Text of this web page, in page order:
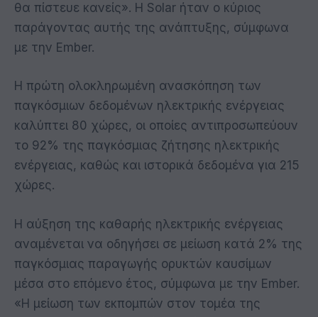
θα πίστευε κανείς». Η Solar ήταν ο κύριος
παράγοντας αυτής της ανάπτυξης, σύμφωνα
με την Ember.
Η πρώτη ολοκληρωμένη ανασκόπηση των
παγκόσμιων δεδομένων ηλεκτρικής ενέργειας
καλύπτει 80 χώρες, οι οποίες αντιπροσωπεύουν
το 92% της παγκόσμιας ζήτησης ηλεκτρικής
ενέργειας, καθώς και ιστορικά δεδομένα για 215
χώρες.
Η αύξηση της καθαρής ηλεκτρικής ενέργειας
αναμένεται να οδηγήσει σε μείωση κατά 2% της
παγκόσμιας παραγωγής ορυκτών καυσίμων
μέσα στο επόμενο έτος, σύμφωνα με την Ember.
«Η μείωση των εκπομπών στον τομέα της